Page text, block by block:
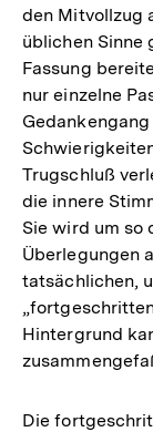
den Mitvollzug
üblichen Sinne
Fassung
nur einzelne
Trugschluß
die innere
Sie wird um so
Überlegungen
tatsächlichen,
Hintergrund
Die